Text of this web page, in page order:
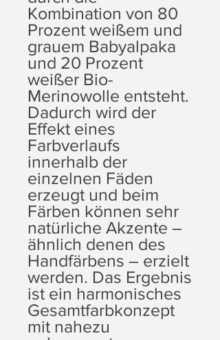
Kombination von 80
Prozent weißem und
grauem Babyalpaka
und 20 Prozent
weißer Bio-
Merinowolle entsteht.
Dadurch wird der
Effekt eines
Farbverlaufs
innerhalb der
einzelnen Fäden
erzeugt und beim
Färben können sehr
natürliche Akzente –
ähnlich denen des
Handfärbens – erzielt
werden. Das Ergebnis
ist ein harmonisches
Gesamtfarbkonzept
mit nahezu